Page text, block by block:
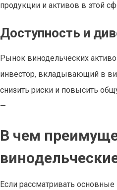
продукции и активов в этой
Доступность и
Рынок винодельческих
инвестор, вкладывающий в
снизить риски и повысить
—
В чем
Если рассматривать